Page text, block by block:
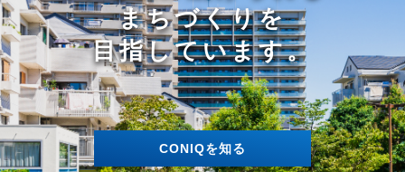
まちづくりを
目指しています。
CONIQを知る